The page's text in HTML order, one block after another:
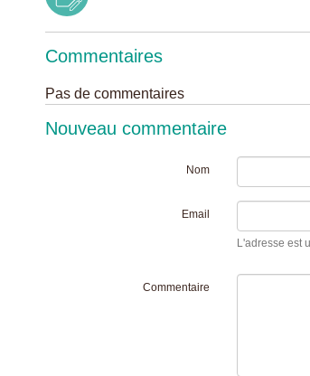
Commentaires
Pas de commentaires
Nouveau commentaire
Nom
Email
L'adresse est
Commentaire